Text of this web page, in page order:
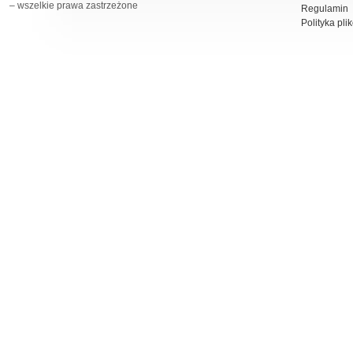
– wszelkie prawa zastrzeżone
Regulamin
Polityka